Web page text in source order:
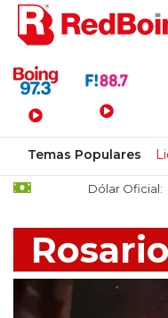
Menú
Temas Populares
Dólar Oficial: $1470 /
Rosario